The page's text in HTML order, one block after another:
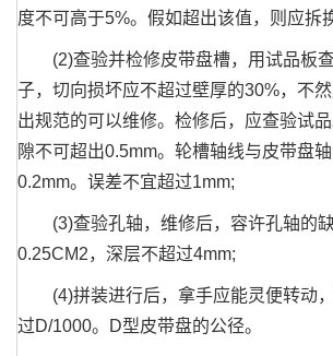
度不可高于5%。假如超出该值，则应拆
(2)查验并检修皮带盘槽，用试品板
子，切向损坏应不超过壁厚的30%，不
出规范的可以维修。检修后，应查验试
隙不可超出0.5mm。轮槽轴线与皮带盘
0.2mm。误差不宜超过1mm;
(3)查验孔轴，维修后，容许孔轴的
0.25CM2，深层不超过4mm;
(4)拼装进行后，拿手应能灵便转动，
过D/1000。D型皮带盘的公径。